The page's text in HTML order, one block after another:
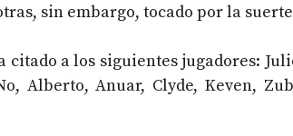
sin embargo, tocado por la
citado a los siguientes jugadores:
Alberto, Anuar, Clyde, Keven,